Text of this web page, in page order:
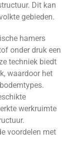
Dit kan
gebieden.
hamers
onder druk een
techniek biedt
waardoor het
werkruimte
voordelen met